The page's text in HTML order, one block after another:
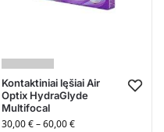
Kontaktiniai lęšiai Air
Optix HydraGlyde
Multifocal
30,00€–60,00€